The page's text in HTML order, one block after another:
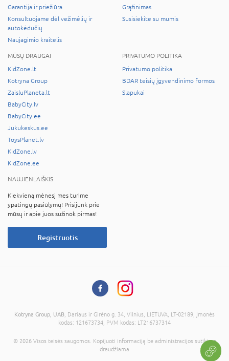
Garantija ir priežiūra
Konsultuojame dėl vežimėlių ir
autokėdučių
Naujagimio kraitelis
Grąžinimas
Susisiekite su mumis
MŪSŲ DRAUGAI
KidZone.lt
Kotryna Group
ZaisluPlaneta.lt
BabyCity.lv
BabyCity.ee
Jukukeskus.ee
ToysPlanet.lv
KidZone.lv
KidZone.ee
PRIVATUMO POLITIKA
Privatumo politika
BDAR teisių įgyvendinimo formos
Slapukai
NAUJIENLAIŠKIS
Kiekvieną mėnesį mes turime
ypatingų pasiūlymų! Prisijunk prie
mūsų ir apie juos sužinok pirmas!
Registruotis
Kotryna Group, UAB , Dariaus ir Girėno g. 34, Vilnius, LIETUVA, LT-02189, Įmonės
kodas: 121673734, PVM kodas: LT216737314
© 2026 Visos teisės saugomos. Kopijuoti informaciją be administracijos sutikimo
draudžiama